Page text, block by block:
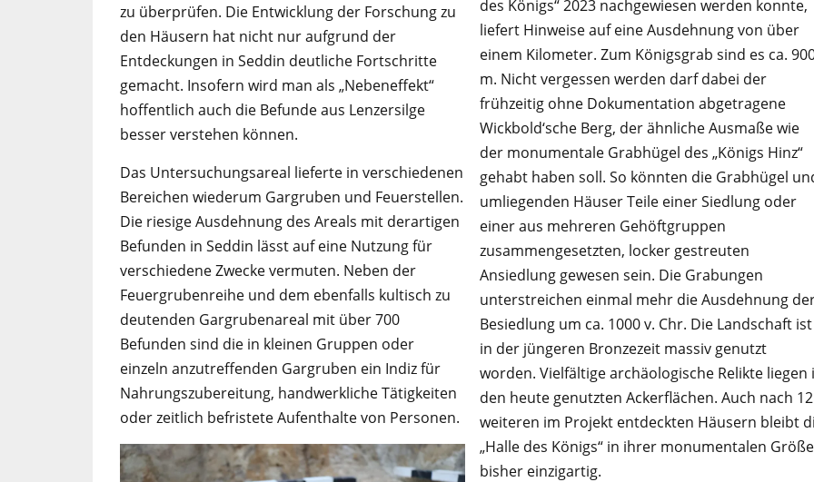
zu überprüfen. Die Entwicklung der Forschung zu
den Häusern hat nicht nur aufgrund der
Entdeckungen in Seddin deutliche Fortschritte
gemacht. Insofern wird man als „Nebeneffekt“
hoffentlich auch die Befunde aus Lenzersilge
besser verstehen können.
Das Untersuchungsareal lieferte in verschiedenen
Bereichen wiederum Gargruben und Feuerstellen.
Die riesige Ausdehnung des Areals mit derartigen
Befunden in Seddin lässt auf eine Nutzung für
verschiedene Zwecke vermuten. Neben der
Feuergrubenreihe und dem ebenfalls kultisch zu
deutenden Gargrubenareal mit über 700
Befunden sind die in kleinen Gruppen oder
einzeln anzutreffenden Gargruben ein Indiz für
Nahrungszubereitung, handwerkliche Tätigkeiten
oder zeitlich befristete Aufenthalte von Personen.
des Königs“ 2023 nachgewiesen werden konnte,
liefert Hinweise auf eine Ausdehnung von über
einem Kilometer. Zum Königsgrab sind es ca.
m. Nicht vergessen werden darf dabei der
frühzeitig ohne Dokumentation abgetragene
Wickbold‘sche Berg, der ähnliche Ausmaße wie
der monumentale Grabhügel des „Königs Hinz“
gehabt haben soll. So könnten die Grabhügel
umliegenden Häuser Teile einer Siedlung oder
einer aus mehreren Gehöftgruppen
zusammengesetzten, locker gestreuten
Ansiedlung gewesen sein. Die Grabungen
unterstreichen einmal mehr die Ausdehnung
Besiedlung um ca. 1000 v. Chr. Die Landschaft ist
in der jüngeren Bronzezeit massiv genutzt
worden. Vielfältige archäologische Relikte liegen
den heute genutzten Ackerflächen. Auch nach 12
weiteren im Projekt entdeckten Häusern bleibt
„Halle des Königs“ in ihrer monumentalen Größe
bisher einzigartig.